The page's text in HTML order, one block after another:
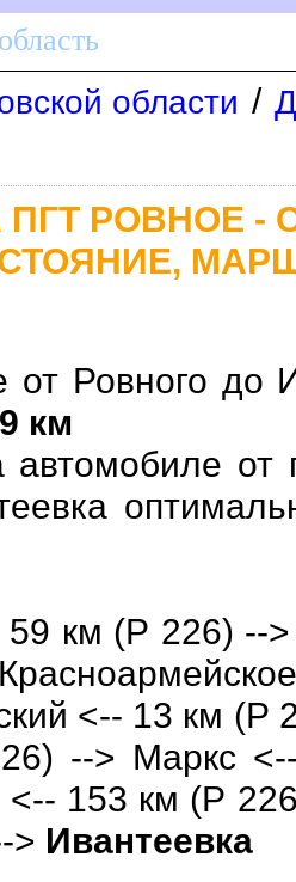
области /
РОВНОЕ -
от Ровного до
км
автомобиле от
59 км (Р 226) --
<-- 13 км (Р
--> Маркс
153 км (Р
> Ивантеевка